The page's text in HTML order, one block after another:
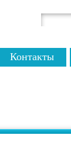
Контакты